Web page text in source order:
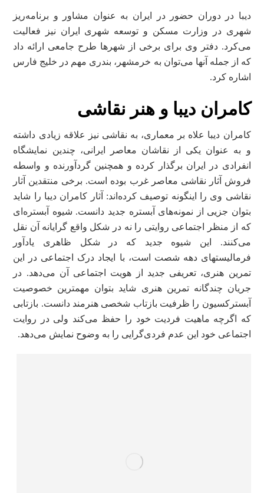
دیبا در دوران حضور در ایران به عنوان مشاور و برنامه‌ریز
شهری در وزارت مسکن و توسعه شهری ایران نیز فعالیت
می‌کرد. دفتر وی برای برخی از شهر‌ها طرح جامعی ارائه داد
که از جمله آنها می‌توان به خرمشهر، بندری مهم در خلیج فارس
اشاره کرد.
کامران دیبا و هنر نقاشی
کامران دیبا علاه بر معماری، به نقاشی نیز علاقه زیادی داشته
و به عنوان یکی از نقاشان معاصر ایرانی، چندین نمایشگاه
انفرادی در ایران برگذار کرده و همچنین گرد‌آورنده و واسطه
فروش آثار نقاشی معاصر غرب بوده است. برخی منتقدین آثار
نقاشی وی را اینگونه توصیف کرده‌اند: آثار کامران دیبا را شاید
بتوان جزیی از نمونه‌های آبستره جدید دانست. شیوه آبستره‌ای‌‌
که از منظر اجتماعی روایتی را نه در شکل واقع گرایانه آن نقل
می‌کنند. این شیوه جدید که در شکل ظاهری یادآور
فرمالیستهای دهه شصت است، با ایجاد درک اجتماعی در این
تمرین هنری، تعریفی‌ جدید از هویت اجتماعی آن می‌‌دهد. در
جریان چندگانه تمرین هنری شاید بتوان مهمترین خصوصیت
آبسترکسیون را ظرفیت بازتاب شخصی‌ هنرمند دانست. بازتابی
که اگرچه ماهیت فردیت خود را حفظ می‌کند ولی‌ در روایت
اجتماعی خود این عدم فردی‌گرایی را به وضوح نمایش می‌دهد.